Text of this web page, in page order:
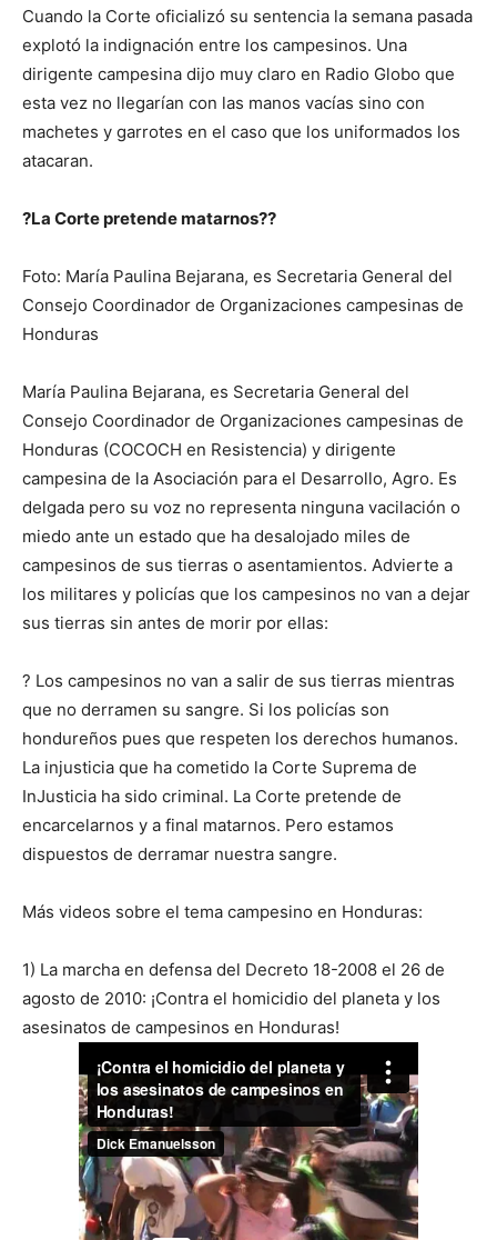
Cuando la Corte oficializó su sentencia la semana pasada
explotó la indignación entre los campesinos. Una
dirigente campesina dijo muy claro en Radio Globo que
esta vez no llegarían con las manos vacías sino con
machetes y garrotes en el caso que los uniformados los
atacaran.
?La Corte pretende matarnos??
Foto: María Paulina Bejarana, es Secretaria General del
Consejo Coordinador de Organizaciones campesinas de
Honduras
María Paulina Bejarana, es Secretaria General del
Consejo Coordinador de Organizaciones campesinas de
Honduras (COCOCH en Resistencia) y dirigente
campesina de la Asociación para el Desarrollo, Agro. Es
delgada pero su voz no representa ninguna vacilación o
miedo ante un estado que ha desalojado miles de
campesinos de sus tierras o asentamientos. Advierte a
los militares y policías que los campesinos no van a dejar
sus tierras sin antes de morir por ellas:
? Los campesinos no van a salir de sus tierras mientras
que no derramen su sangre. Si los policías son
hondureños pues que respeten los derechos humanos.
La injusticia que ha cometido la Corte Suprema de
InJusticia ha sido criminal. La Corte pretende de
encarcelarnos y a final matarnos. Pero estamos
dispuestos de derramar nuestra sangre.
Más videos sobre el tema campesino en Honduras:
1) La marcha en defensa del Decreto 18-2008 el 26 de
agosto de 2010: ¡Contra el homicidio del planeta y los
asesinatos de campesinos en Honduras!